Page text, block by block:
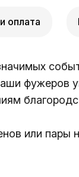
оплата
или пары